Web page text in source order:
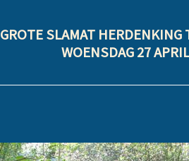
GROTE SLAMAT HERDENKING
WOENSDAG 27